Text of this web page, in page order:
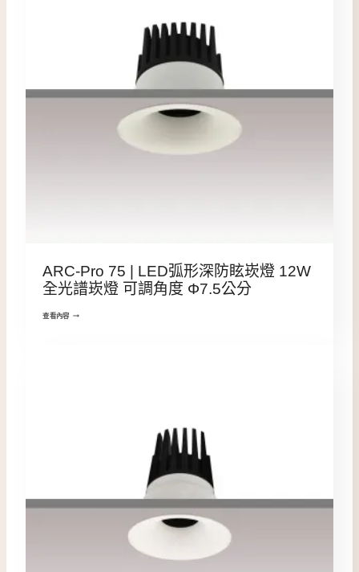
ARC-Pro 75 | LED弧形深防眩崁燈 12W
全光譜崁燈 可調角度 Φ7.5公分
查看內容